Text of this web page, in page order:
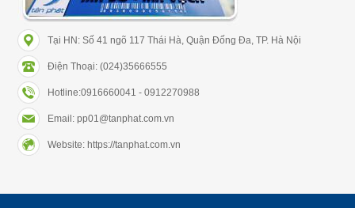
Tại HN: Số 41 ngõ 117 Thái Hà, Quận Đống Đa, TP. Hà Nội
Điện Thoại: (024)35666555
Hotline:0916660041 - 0912270988
Email: pp01@tanphat.com.vn
Website: https://tanphat.com.vn